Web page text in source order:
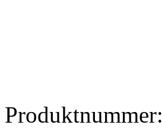
Produktnummer: